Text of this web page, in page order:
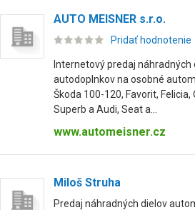
AUTO MEISNER s.r.o.
Pridať hodnotenie
Internetový predaj náhradných
autodoplnkov na osobné
Škoda 100-120, Favorit, Felicia,
Superb a Audi, Seat a...
www.automeisner.cz
Miloš Struha
Predaj náhradných dielov